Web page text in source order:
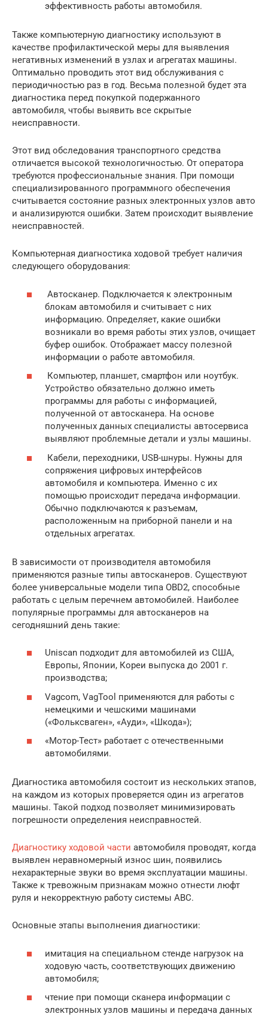
эффективность работы автомобиля.
Также компьютерную диагностику используют в
качестве профилактической меры для выявления
негативных изменений в узлах и агрегатах машины.
Оптимально проводить этот вид обслуживания с
периодичностью раз в год. Весьма полезной будет эта
диагностика перед покупкой подержанного
автомобиля, чтобы выявить все скрытые
неисправности.
Этот вид обследования транспортного средства
отличается высокой технологичностью. От оператора
требуются профессиональные знания. При помощи
специализированного программного обеспечения
считывается состояние разных электронных узлов авто
и анализируются ошибки. Затем происходит выявление
неисправностей.
Компьютерная диагностика ходовой требует наличия
следующего оборудования:
Автосканер. Подключается к электронным
блокам автомобиля и считывает с них
информацию. Определяет, какие ошибки
возникали во время работы этих узлов, очищает
буфер ошибок. Отображает массу полезной
информации о работе автомобиля.
Компьютер, планшет, смартфон или ноутбук.
Устройство обязательно должно иметь
программы для работы с информацией,
полученной от автосканера. На основе
полученных данных специалисты автосервиса
выявляют проблемные детали и узлы машины.
Кабели, переходники, USB-шнуры. Нужны для
сопряжения цифровых интерфейсов
автомобиля и компьютера. Именно с их
помощью происходит передача информации.
Обычно подключаются к разъемам,
расположенным на приборной панели и на
отдельных агрегатах.
В зависимости от производителя автомобиля
применяются разные типы автосканеров. Существуют
более универсальные модели типа OBD2, способные
работать с целым перечнем автомобилей. Наиболее
популярные программы для автосканеров на
сегодняшний день такие:
Uniscan подходит для автомобилей из США,
Европы, Японии, Кореи выпуска до 2001 г.
производства;
Vagcom, VagTool применяются для работы с
немецкими и чешскими машинами
(«Фольксваген», «Ауди», «Шкода»);
«Мотор-Тест» работает с отечественными
автомобилями.
Диагностика автомобиля состоит из нескольких этапов,
на каждом из которых проверяется один из агрегатов
машины. Такой подход позволяет минимизировать
погрешности определения неисправностей.
Диагностику ходовой части автомобиля проводят, когда
выявлен неравномерный износ шин, появились
нехарактерные звуки во время эксплуатации машины.
Также к тревожным признакам можно отнести люфт
руля и некорректную работу системы АВС.
Основные этапы выполнения диагностики:
имитация на специальном стенде нагрузок на
ходовую часть, соответствующих движению
автомобиля;
чтение при помощи сканера информации с
электронных узлов машины и передача данных